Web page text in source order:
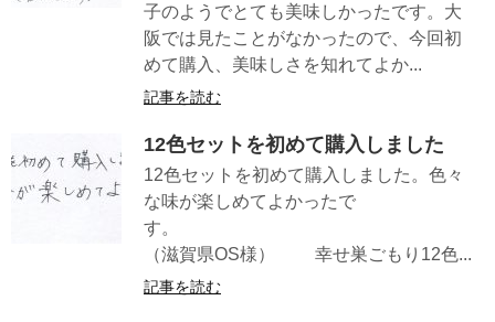
子のようでとても美味しかったです。大
阪では見たことがなかったので、今回初
めて購入、美味しさを知れてよか...
記事を読む
12色セットを初めて購入しました
12色セットを初めて購入しました。色々
な味が楽しめてよかったで
す。
（滋賀県OS様） 幸せ巣ごもり12色...
記事を読む